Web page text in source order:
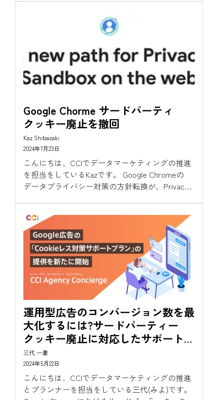
Google Chorme サードパーティ
クッキー廃止を撤回
Kaz Shibazaki
2024年7月23日
こんにちは、CCIでデータマーケティングの推進
を担当をしているKazです。 Google Chromeの
データプライバシー対策の方針転換が、Privacy
運用型広告のコンバージョン数を最
大化するには?サードパーティー
クッキー廃止に対応したサポートプ
ランをご紹介
三代 一豪
2024年5月22日
こんにちは、CCIでデータマーケティングの推進
とプランナーを担当をしている三代(みよ)です。